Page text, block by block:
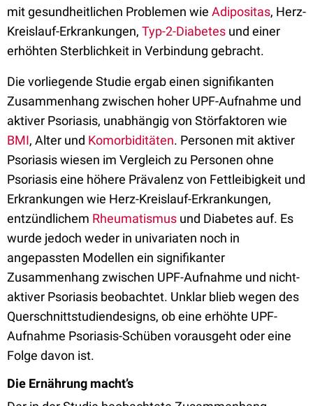
mit gesundheitlichen Problemen wie Adipositas, Herz-
Kreislauf-Erkrankungen, Typ-2-Diabetes und einer
erhöhten Sterblichkeit in Verbindung gebracht.
Die vorliegende Studie ergab einen signifikanten
Zusammenhang zwischen hoher UPF-Aufnahme und
aktiver Psoriasis, unabhängig von Störfaktoren wie
BMI, Alter und Komorbiditäten. Personen mit aktiver
Psoriasis wiesen im Vergleich zu Personen ohne
Psoriasis eine höhere Prävalenz von Fettleibigkeit und
Erkrankungen wie Herz-Kreislauf-Erkrankungen,
entzündlichem Rheumatismus und Diabetes auf. Es
wurde jedoch weder in univariaten noch in
angepassten Modellen ein signifikanter
Zusammenhang zwischen UPF-Aufnahme und nicht-
aktiver Psoriasis beobachtet. Unklar blieb wegen des
Querschnittstudiendesigns, ob eine erhöhte UPF-
Aufnahme Psoriasis-Schüben vorausgeht oder eine
Folge davon ist.
Die Ernährung macht’s